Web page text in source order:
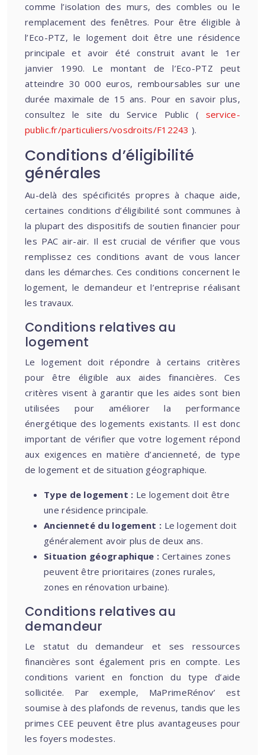
comme l’isolation des murs, des combles ou le
remplacement des fenêtres. Pour être éligible à
l’Eco-PTZ, le logement doit être une résidence
principale et avoir été construit avant le 1er
janvier 1990. Le montant de l’Eco-PTZ peut
atteindre 30 000 euros, remboursables sur une
durée maximale de 15 ans. Pour en savoir plus,
consultez le site du Service Public ( service-
public.fr/particuliers/vosdroits/F12243 ).
Conditions d’éligibilité
générales
Au-delà des spécificités propres à chaque aide,
certaines conditions d’éligibilité sont communes à
la plupart des dispositifs de soutien financier pour
les PAC air-air. Il est crucial de vérifier que vous
remplissez ces conditions avant de vous lancer
dans les démarches. Ces conditions concernent le
logement, le demandeur et l’entreprise réalisant
les travaux.
Conditions relatives au
logement
Le logement doit répondre à certains critères
pour être éligible aux aides financières. Ces
critères visent à garantir que les aides sont bien
utilisées pour améliorer la performance
énergétique des logements existants. Il est donc
important de vérifier que votre logement répond
aux exigences en matière d’ancienneté, de type
de logement et de situation géographique.
Type de logement : Le logement doit être
une résidence principale.
Ancienneté du logement : Le logement doit
généralement avoir plus de deux ans.
Situation géographique : Certaines zones
peuvent être prioritaires (zones rurales,
zones en rénovation urbaine).
Conditions relatives au
demandeur
Le statut du demandeur et ses ressources
financières sont également pris en compte. Les
conditions varient en fonction du type d’aide
sollicitée. Par exemple, MaPrimeRénov’ est
soumise à des plafonds de revenus, tandis que les
primes CEE peuvent être plus avantageuses pour
les foyers modestes.